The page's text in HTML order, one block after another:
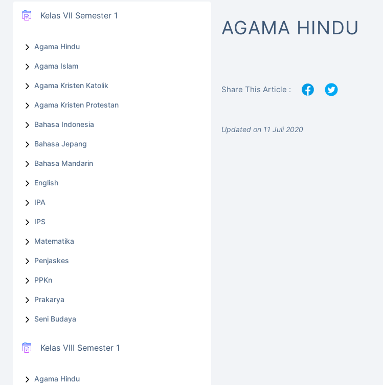
Kelas VII Semester 1
Agama Hindu
Agama Islam
Agama Kristen Katolik
Agama Kristen Protestan
Bahasa Indonesia
Bahasa Jepang
Bahasa Mandarin
English
IPA
IPS
Matematika
Penjaskes
PPKn
Prakarya
Seni Budaya
Kelas VIII Semester 1
Agama Hindu
AGAMA HINDU
Share This Article :
Updated on 11 Juli 2020